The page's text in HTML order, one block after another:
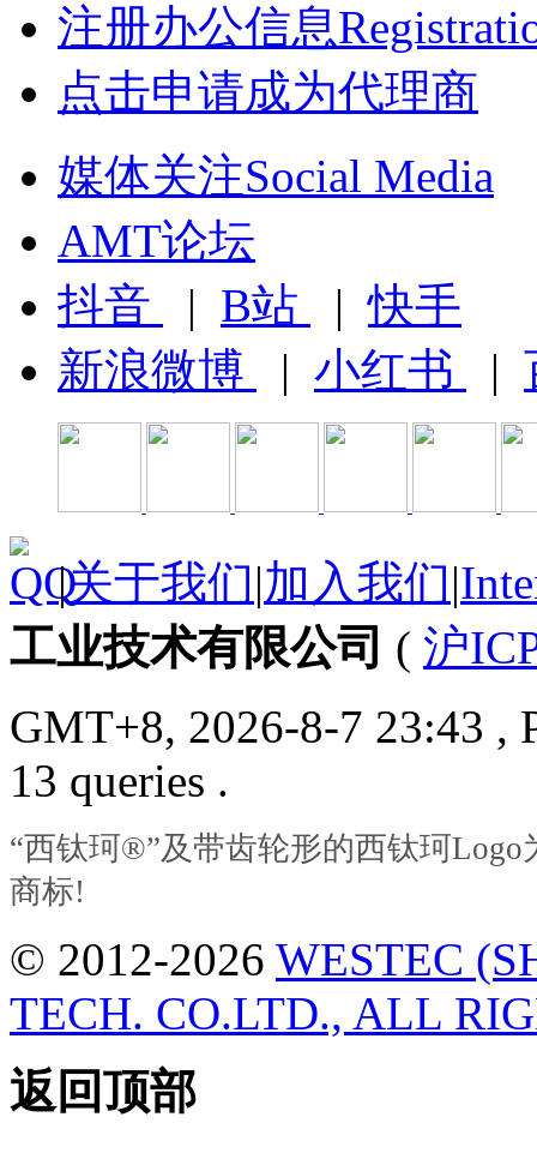
注册办公信息
点击申请成为代理商
媒体关注Social Media
AMT论坛
抖音
| B站 |快手
新浪微博
| 小红书 |
|关于我们|加入我们|
工业技术有限公司 ( 沪
GMT+8, 2026-8-7 23:43 ,
13 queries .
“西钛珂®”及带齿轮形的西钛珂
商标!
© 2012-2026 WESTEC
TECH. CO.LTD., ALL
返回顶部